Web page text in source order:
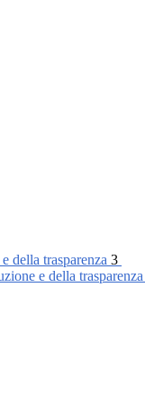
della trasparenza 3
e della